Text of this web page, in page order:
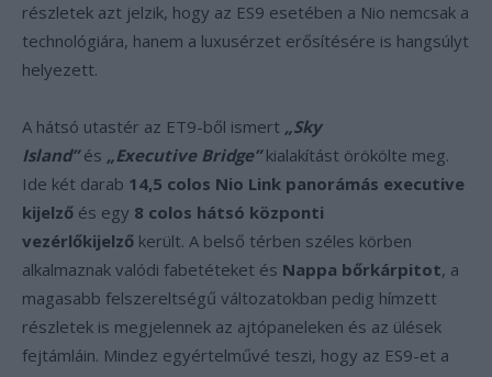
részletek azt jelzik, hogy az ES9 esetében a Nio nemcsak a
technológiára, hanem a luxusérzet erősítésére is hangsúlyt
helyezett.
A hátsó utastér az ET9-ből ismert „Sky
Island” és „Executive Bridge”kialakítást örökölte meg.
Ide két darab 14,5 colos Nio Link panorámás executive
kijelző és egy 8 colos hátsó központi
vezérlőkijelző került. A belső térben széles körben
alkalmaznak valódi fabetéteket és Nappa bőrkárpitot, a
magasabb felszereltségű változatokban pedig hímzett
részletek is megjelennek az ajtópaneleken és az ülések
fejtámláin. Mindez egyértelművé teszi, hogy az ES9-et a